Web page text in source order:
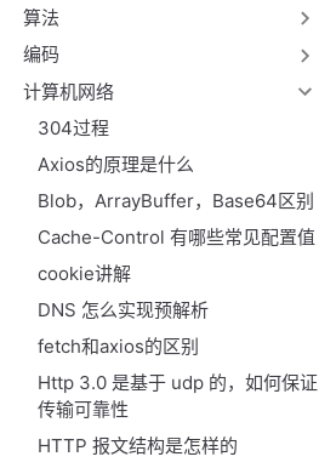
算法
编码
计算机网络
304过程
Axios的原理是什么
Blob，ArrayBuffer，Base64区别
Cache-Control 有哪些常见配置值
cookie讲解
DNS 怎么实现预解析
fetch和axios的区别
Http 3.0 是基于 udp 的，如何保证
传输可靠性
HTTP 报文结构是怎样的